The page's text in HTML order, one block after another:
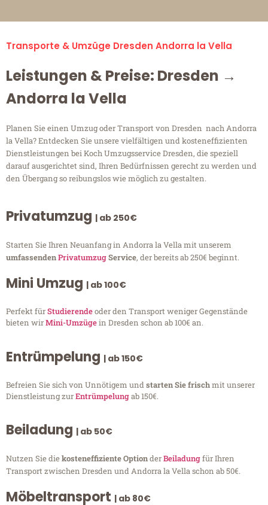
Transporte & Umzüge Dresden Andorra la Vella
Leistungen & Preise: Dresden →
Andorra la Vella
Planen Sie einen Umzug oder Transport von Dresden nach Andorra
la Vella? Entdecken Sie unsere vielfältigen und kosteneffizienten
Dienstleistungen bei Koch Umzugsservice Dresden, die speziell
darauf ausgerichtet sind, Ihren Bedürfnissen gerecht zu werden und
den Übergang so reibungslos wie möglich zu gestalten.
Privatumzug | ab 250€
Starten Sie Ihren Neuanfang in Andorra la Vella mit unserem
umfassendenPrivatumzugService, der bereits ab 250€ beginnt.
Mini Umzug | ab 100€
Perfekt fürStudierendeoder den Transport weniger Gegenstände
bieten wirMini-Umzügein Dresden schon ab 100€ an.
Entrümpelung | ab 150€
Befreien Sie sich von Unnötigem undstarten Sie frischmit unserer
Dienstleistung zurEntrümpelungab 150€.
Beiladung | ab 50€
Nutzen Sie diekosteneffiziente OptionderBeiladungfür Ihren
Transport zwischen Dresden und Andorra la Vella schon ab 50€.
Möbeltransport | ab 80€